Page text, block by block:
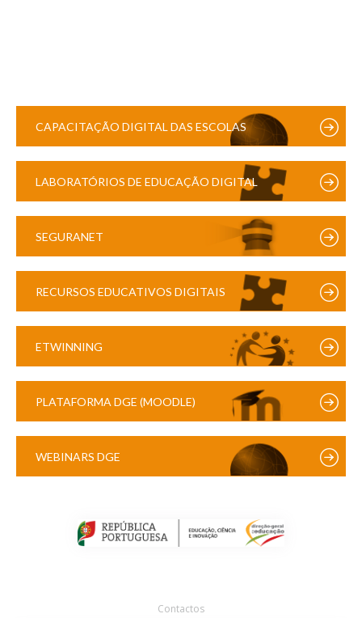
CAPACITAÇÃO DIGITAL DAS ESCOLAS
LABORATÓRIOS DE EDUCAÇÃO DIGITAL
SEGURANET
RECURSOS EDUCATIVOS DIGITAIS
ETWINNING
PLATAFORMA DGE (MOODLE)
WEBINARS DGE
Contactos